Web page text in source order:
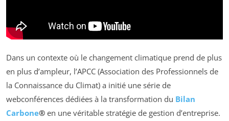
Dans un contexte où le changement climatique prend de plus
en plus d’ampleur, l’APCC (Association des Professionnels de
la Connaissance du Climat) a initié une série de
webconférences dédiées à la transformation du Bilan
Carbone® en une véritable stratégie de gestion d’entreprise.